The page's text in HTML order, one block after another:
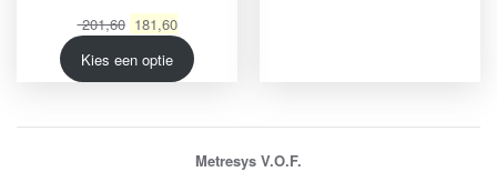
201,60 Oorspronkelijke
was:
181,60Huidige
prijs
is:
Kies een optie
Metresys V.O.F.